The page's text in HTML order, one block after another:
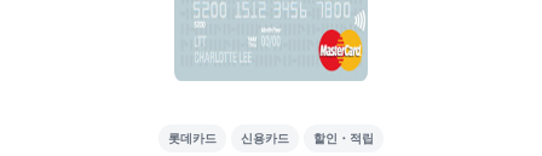
롯데카드 신용카드 할인・적립